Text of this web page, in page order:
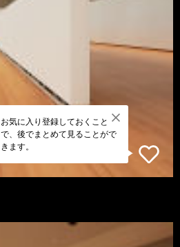
お気に入り登録しておくこと
で、後でまとめて見ることがで
きます。